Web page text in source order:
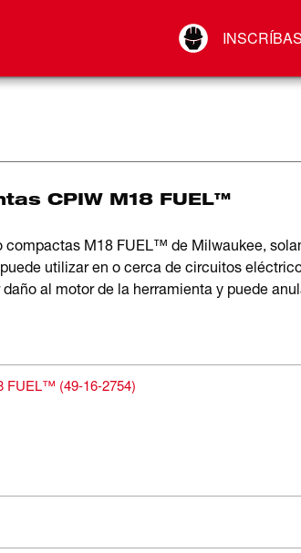
Conectar
CPIW M18 FUEL™
compactas M18 FUEL™ de Milwaukee,
utilizar en o cerca de circuitos
al motor de la herramienta y puede
FUEL™ (49-16-2754)